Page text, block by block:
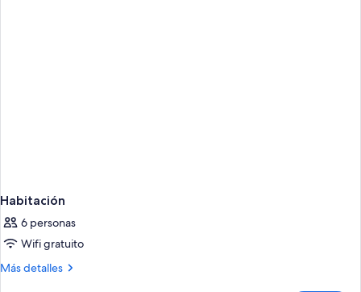
Habitación
6 personas
Wifi gratuito
Más detalles
Más